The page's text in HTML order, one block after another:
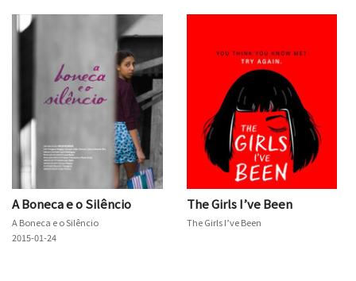
A Boneca e o Silêncio
A Boneca e o Silêncio
2015-01-24
The Girls I’ve Been
The Girls I’ve Been